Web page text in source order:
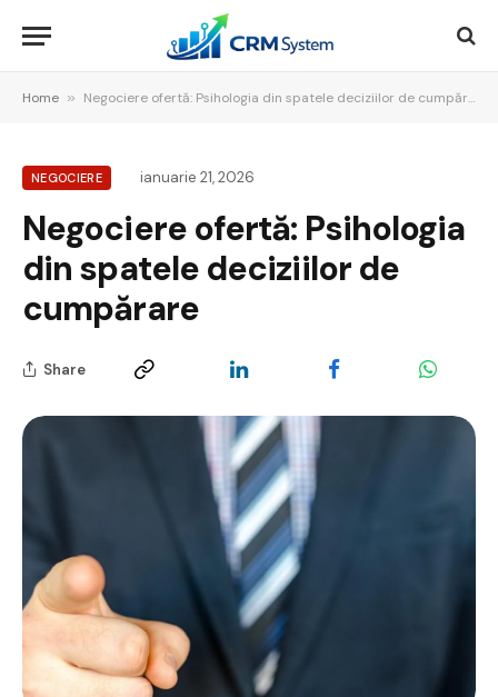
Home » Negociere ofertă: Psihologia din spatele deciziilor de cumpărare
NEGOCIERE ianuarie 21, 2026
Negociere ofertă: Psihologia
din spatele deciziilor de
cumpărare
Share